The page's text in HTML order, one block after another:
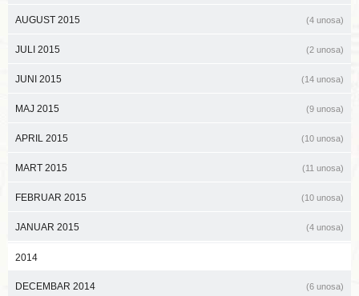
AUGUST 2015 (4 unosa)
JULI 2015 (2 unosa)
JUNI 2015 (14 unosa)
MAJ 2015 (9 unosa)
APRIL 2015 (10 unosa)
MART 2015 (11 unosa)
FEBRUAR 2015 (10 unosa)
JANUAR 2015 (4 unosa)
2014
DECEMBAR 2014 (6 unosa)